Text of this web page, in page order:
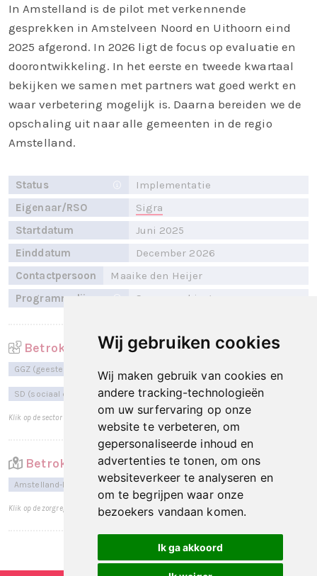
Wij gebruiken cookies
Wij maken gebruik van cookies en
andere tracking-technologieën
om uw surfervaring op onze
website te verbeteren, om
gepersonaliseerde inhoud en
advertenties te tonen, om ons
websiteverkeer te analyseren en
om te begrijpen waar onze
bezoekers vandaan komen.
Ik ga akkoord
In Amstelland is de pilot met verkennende
gesprekken in Amstelveen Noord en Uithoorn eind
2025 afgerond. In 2026 ligt de focus op evaluatie en
doorontwikkeling. In het eerste en tweede kwartaal
bekijken we samen met partners wat goed werkt en
waar verbetering mogelijk is. Daarna bereiden we de
opschaling uit naar alle gemeenten in de regio
Amstelland.
Status
Implementatie
Eigenaar/RSO
Sigra
Startdatum
Juni 2025
Einddatum
December 2026
Contactpersoon
Maaike den Heijer
Programmalijn
Samenwerking
Betrokken sectoren
GGZ (geestelijke gezondheidszorg) HA (huisartsen)
SD (sociaal domein)
Klik op de sector voor een totaaloverzicht per sector.
Betrokken zorgregio's
Amstelland-Meerlanden
Klik op de zorgregio voor een totaaloverzicht per zorgregio.
Laatst bijgewerkt op: 25 maart 2026